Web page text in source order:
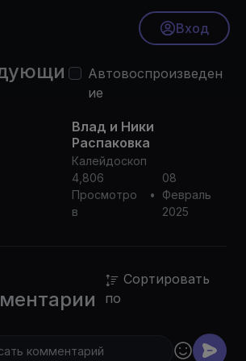
Вход
Автовоспроизведен
ие
Влад и Ники
Распаковка
Калейдоскоп
4,806
Просмотро
в
•
08
Февраль
2025
Сортировать
по